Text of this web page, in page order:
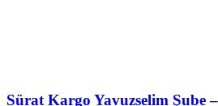
Sürat Kargo Yavuzselim Şube